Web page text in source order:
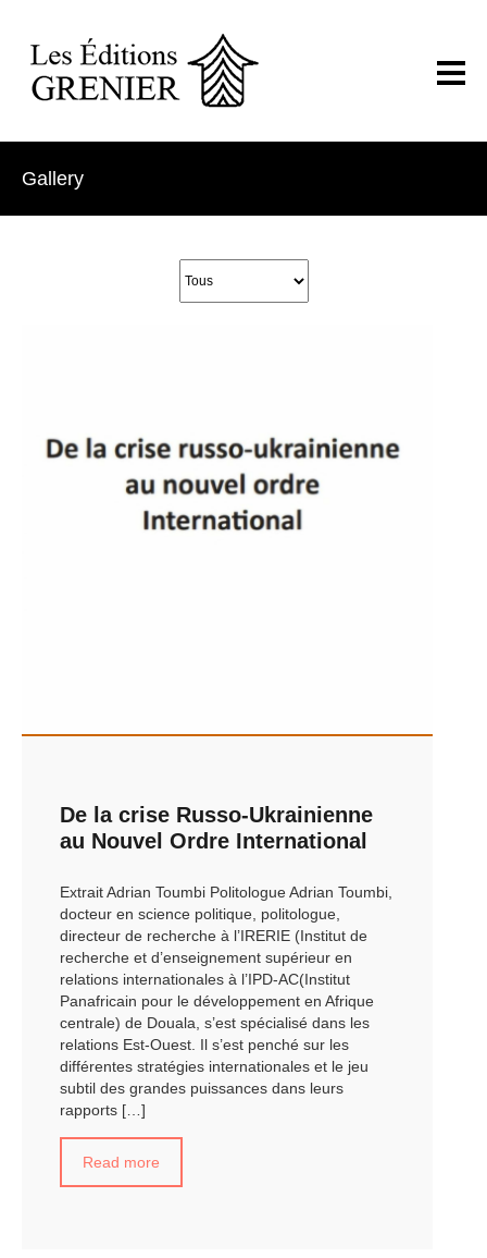
Gallery
De la crise Russo-Ukrainienne
au Nouvel Ordre International
Extrait Adrian Toumbi Politologue Adrian Toumbi,
docteur en science politique, politologue,
directeur de recherche à l’IRERIE (Institut de
recherche et d’enseignement supérieur en
relations internationales à l’IPD-AC(Institut
Panafricain pour le développement en Afrique
centrale) de Douala, s’est spécialisé dans les
relations Est-Ouest. Il s’est penché sur les
différentes stratégies internationales et le jeu
subtil des grandes puissances dans leurs
rapports […]
Read more